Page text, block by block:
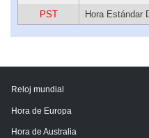
PST
Hora Estándar
Reloj mundial
Hora de Europa
Hora de Australia